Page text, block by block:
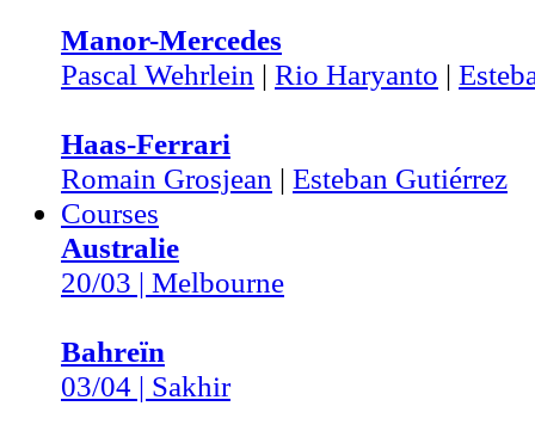
Manor-Mercedes
Pascal Wehrlein | Rio Haryanto |
Haas-Ferrari
Romain Grosjean | Esteban Gutiérrez
Courses
Australie
20/03 | Melbourne
Bahreïn
03/04 | Sakhir